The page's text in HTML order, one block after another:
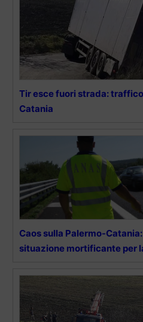
Tir esce fuori strada:
Catania
Caos sulla Palermo-
situazione mortificante per